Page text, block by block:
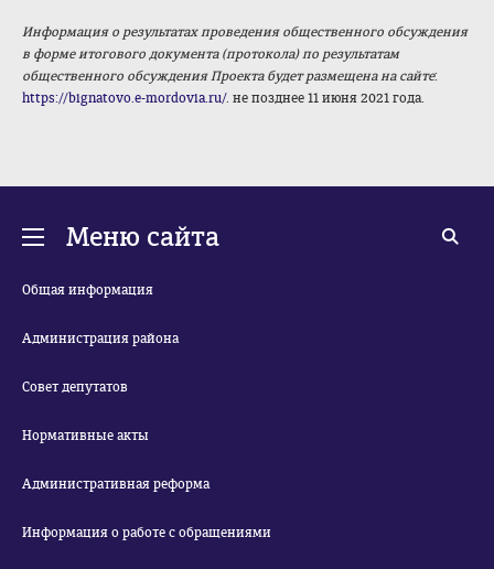
Информация о результатах проведения общественного обсуждения
в форме итогового документа (протокола) по результатам
общественного обсуждения Проекта будет размещена на сайте:
https://bignatovo.e-mordovia.ru/. не позднее 11 июня 2021 года.
Меню сайта
Общая информация
Администрация района
Совет депутатов
Нормативные акты
Административная реформа
Информация о работе с обращениями